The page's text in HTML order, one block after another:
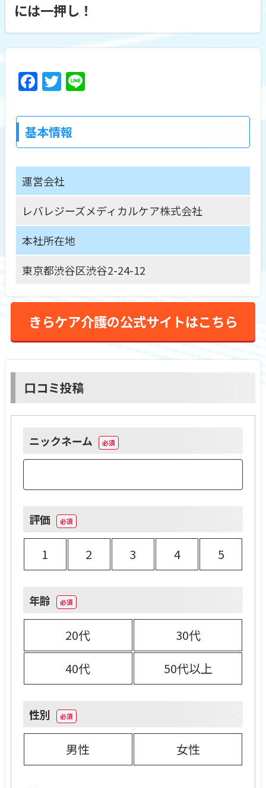
には一押し！
F
c
e
o
o
k
T
itt
er
Li
e
基本情報
運営会社
レバレジーズメディカルケア株式会社
本社所在地
東京都渋谷区渋谷2-24-12
きらケア介護の公式サイトはこちら
口コミ投稿
ニックネーム
評価
1 2 3 4 5
年齢
20代
30代
40代
50代以上
性別
男性 女性